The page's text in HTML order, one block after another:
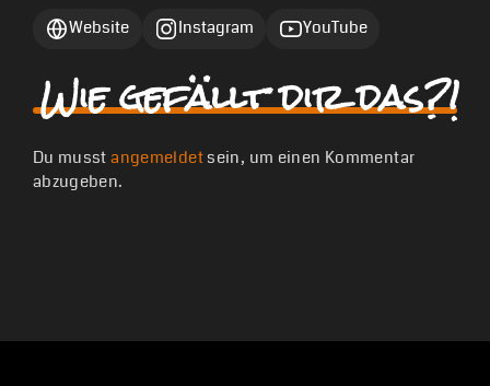
Website Instagram YouTube
Wie gefällt dir das?!
Du musstangemeldetsein, um einen Kommentar
abzugeben.